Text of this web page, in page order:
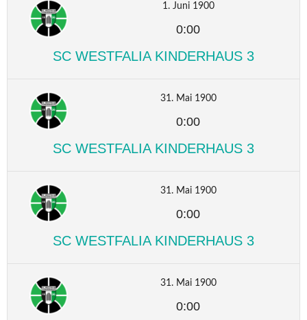
1. Juni 1900
0:00
SC WESTFALIA KINDERHAUS 3
31. Mai 1900
0:00
SC WESTFALIA KINDERHAUS 3
31. Mai 1900
0:00
SC WESTFALIA KINDERHAUS 3
31. Mai 1900
0:00